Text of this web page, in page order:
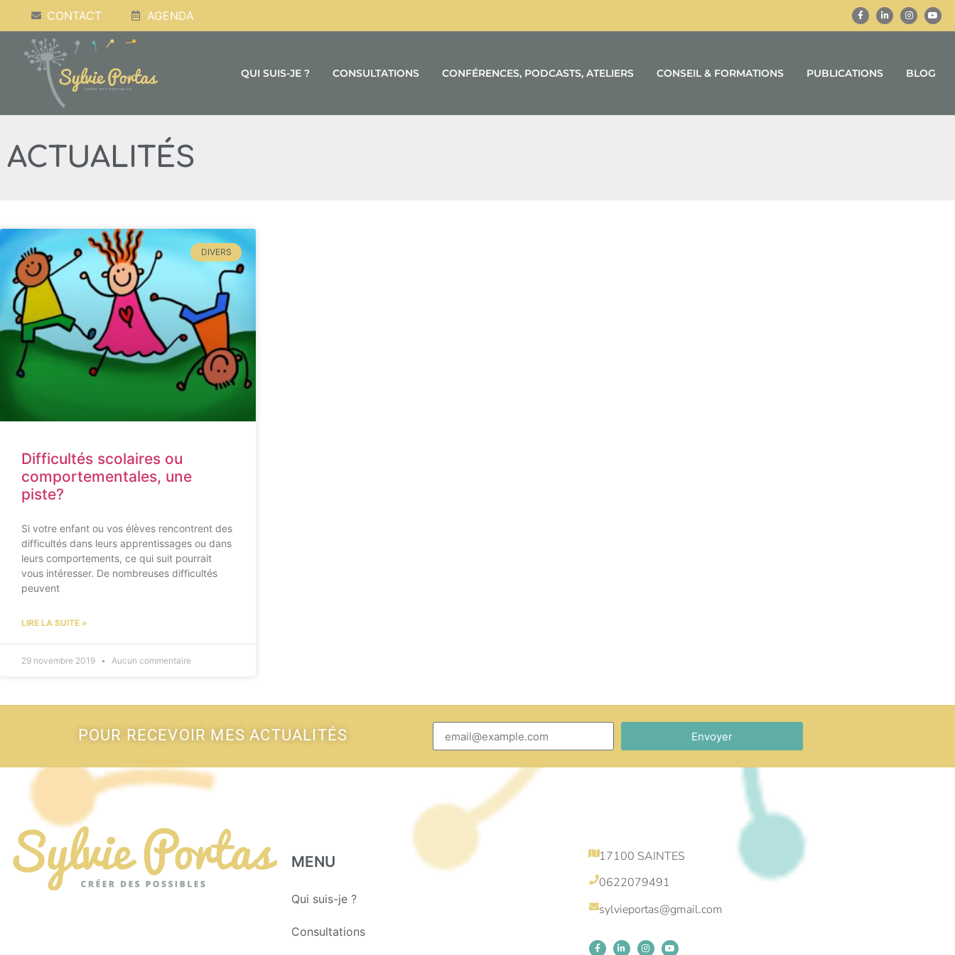
CONTACT AGENDA
QUI SUIS-JE ? CONSULTATIONS CONFÉRENCES, PODCASTS, ATELIERS CONSEIL & FORMATIONS PUBLICATIONS BLOG
ACTUALITÉS
DIVERS
Difficultés scolaires ou
comportementales, une
piste?
Si votre enfant ou vos élèves rencontrent des
difficultés dans leurs apprentissages ou dans
leurs comportements, ce qui suit pourrait
vous intéresser. De nombreuses difficultés
peuvent
LIRE LA SUITE »
29 novembre 2019 Aucun commentaire
POUR RECEVOIR MES ACTUALITÉS Envoyer
MENU
Qui suis-je ?
Consultations
17100 SAINTES
0622079491
sylvieportas@gmail.com